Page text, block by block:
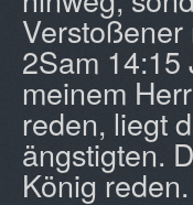
2Sam 14:15
meinem
reden, liegt
ängstigten.
König